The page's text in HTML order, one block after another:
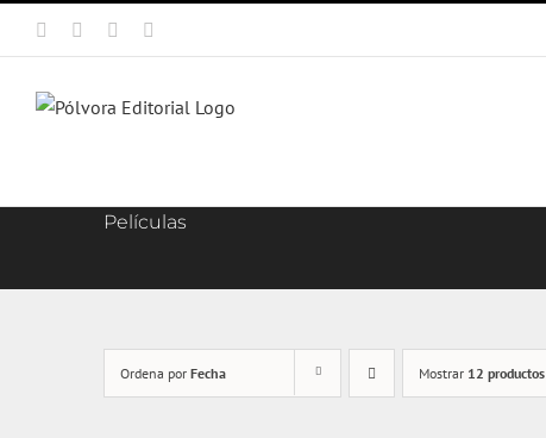
Facebook Instagram
Películas
Ordena por Fecha Mostrar 12 productos